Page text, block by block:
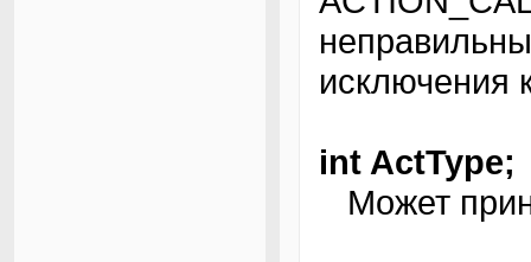
исключения
int ActType;
Может